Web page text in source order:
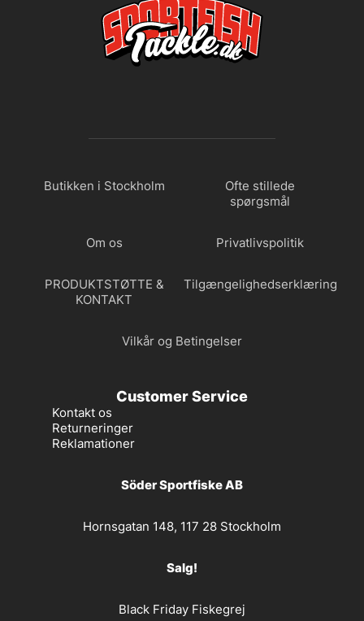
Butikken i Stockholm
Ofte stillede
spørgsmål
Om os Privatlivspolitik
PRODUKTSTØTTE &
KONTAKT
Tilgængelighedserklæring
Vilkår og Betingelser
Customer Service
Kontakt os
Returneringer
Reklamationer
Söder Sportfiske AB
Hornsgatan 148, 117 28 Stockholm
Salg!
Black Friday Fiskegrej